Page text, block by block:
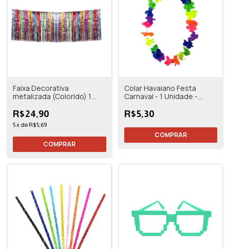
Faixa Decorativa
metalizada (Colorido) 1
R$24,90
5x de R$5,69
Colar Havaiano Festa
Carnaval - 1 Unidade -
R$5,30